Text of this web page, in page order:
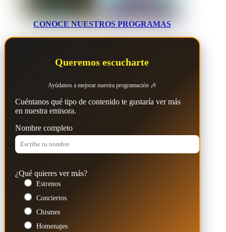
CONOCE NUESTROS PROGRAMAS
Queremos escucharte
Ayúdanos a mejorar nuestra programación 🎶
Cuéntanos qué tipo de contenido te gustaría ver más
en nuestra emisora.
Nombre completo
¿Qué quieres ver más?
Estrenos
Conciertos
Chismes
Homenajes